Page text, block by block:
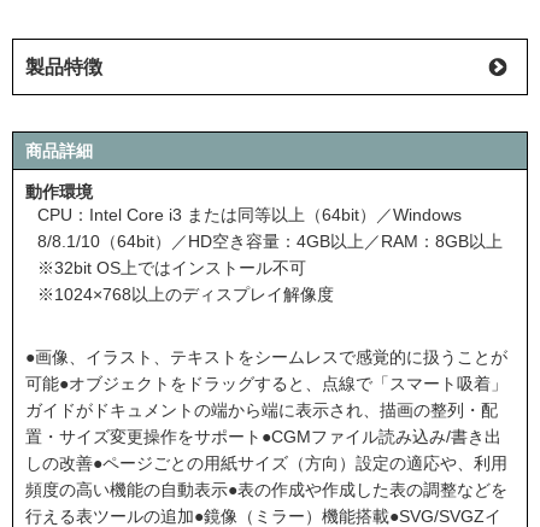
製品特徴
商品詳細
動作環境
CPU：Intel Core i3 または同等以上（64bit）／Windows
8/8.1/10（64bit）／HD空き容量：4GB以上／RAM：8GB以上
※32bit OS上ではインストール不可
※1024×768以上のディスプレイ解像度
●画像、イラスト、テキストをシームレスで感覚的に扱うことが
可能●オブジェクトをドラッグすると、点線で「スマート吸着」
ガイドがドキュメントの端から端に表示され、描画の整列・配
置・サイズ変更操作をサポート●CGMファイル読み込み/書き出
しの改善●ページごとの用紙サイズ（方向）設定の適応や、利用
頻度の高い機能の自動表示●表の作成や作成した表の調整などを
行える表ツールの追加●鏡像（ミラー）機能搭載●SVG/SVGZイ